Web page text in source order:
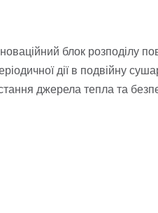
блок розподілу
дії в подвійну
джерела тепла та